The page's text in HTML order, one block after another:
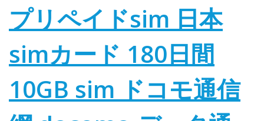
プリペイドsim 日本
simカード 180日間
10GB sim ドコモ通信